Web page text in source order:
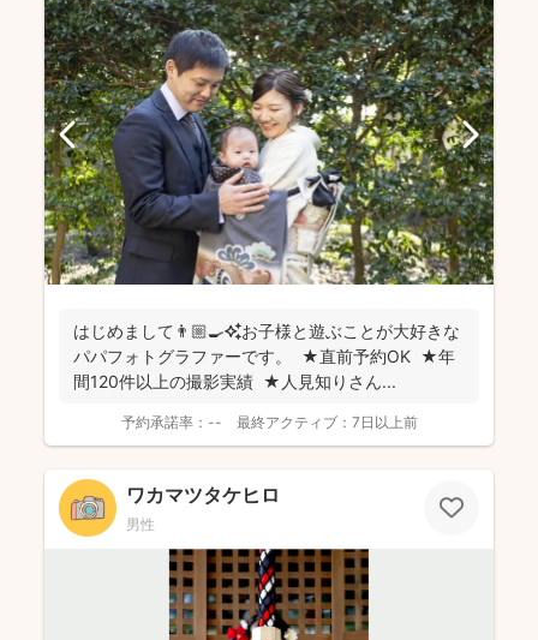
はじめまして👨🏼‍🍳✨お子様と遊ぶことが大好きな
パパフォトグラファーです。 ★直前予約OK ★年
間120件以上の撮影実績 ★人見知りさん...
予約承諾率： -- 最終アクティブ： 7日以上前
ワカマツタケヒロ
男性